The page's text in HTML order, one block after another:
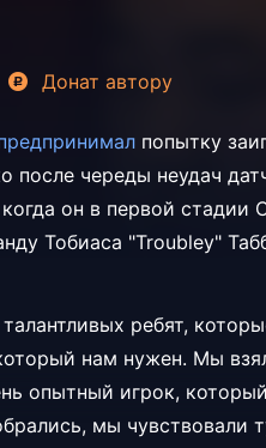
Донат автору
попытку
после череды неудач
он в первой стадии
Тобиаса "Troubley"
ребят,
нам нужен. Мы
опытный игрок,
мы